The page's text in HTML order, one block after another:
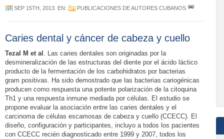
SEP 15TH, 2013 . EN: PUBLICACIONES DE AUTORES CUBANOS
Caries dental y cáncer de cabeza y cuello
Tezal M et al . Las caries dentales son originadas por la
desmineralización de las estructuras del diente por el ácido láctico
producto de la fermentación de los carbohidratos por bacterias
gram positivas. Ha sido demostrado que las bacterias cariogénicas
producen como respuesta una potente polarización de la citoquina
Th1 y una respuesta inmune mediada por células. El estudio se
propone evaluar la asociación entre las caries dentales y el
carcinoma de células escamosas de cabeza y cuello (CCECC). El
diseño, configuración y participantes, incluyo a todos los pacientes
con CCECC recién diagnosticado entre 1999 y 2007, todos los